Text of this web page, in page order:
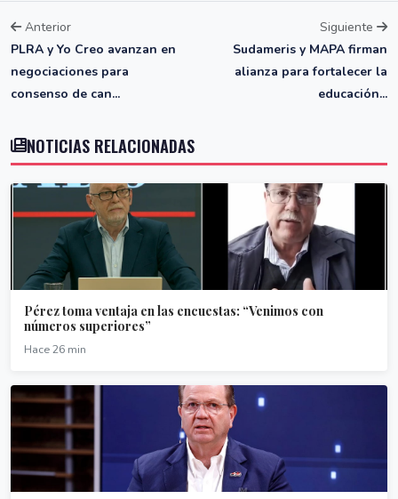
Anterior
PLRA y Yo Creo avanzan en
negociaciones para
consenso de can...
Siguiente
Sudameris y MAPA firman
alianza para fortalecer la
educación...
NOTICIAS RELACIONADAS
Pérez toma ventaja en las encuestas: “Venimos con
números superiores”
Hace 26 min